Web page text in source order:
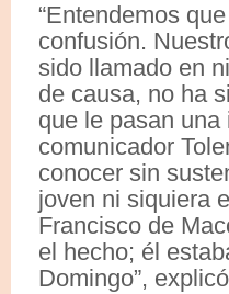
“Entendemos
confusión.
sido llamado en
de causa, no ha
que le pasan una
comunicador
conocer sin
joven ni siquiera
Francisco de
el hecho; él
Domingo”,